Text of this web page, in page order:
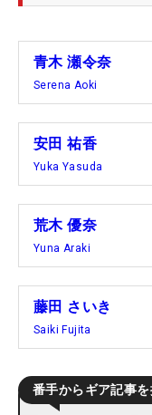
青木 瀬令奈
Serena Aoki
安田 祐香
Yuka Yasuda
荒木 優奈
Yuna Araki
藤田 さいき
Saiki Fujita
番手からギア記事を